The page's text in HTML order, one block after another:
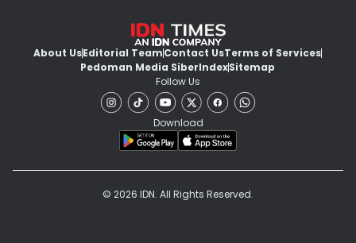
About UsEditorial TeamContact UsTerms of Services
Pedoman Media SiberIndexSitemap
Follow Us
Download
© 2026 IDN. All Rights Reserved.